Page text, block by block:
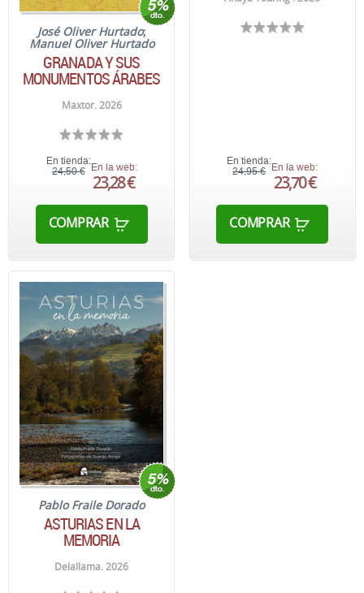
José Oliver Hurtado;
Manuel Oliver Hurtado
GRANADA Y SUS
MONUMENTOS ÁRABES
Maxtor. 2026
En tienda:
24,50 € En la web:
23,28 €
COMPRAR
En tienda:
24,95 € En la web:
23,70 €
COMPRAR
Pablo Fraile Dorado
ASTURIAS EN LA
MEMORIA
Delallama. 2026